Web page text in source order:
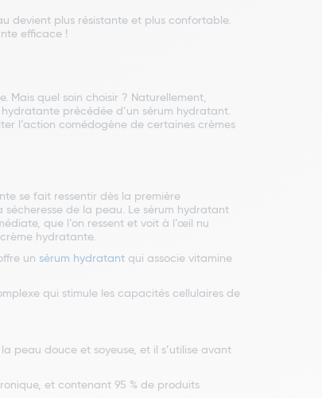
devient plus résistante et plus confortable.
efficace !
quel soin choisir ? Naturellement,
précédée d’un sérum hydratant.
l’action comédogène de certaines crèmes
se fait ressentir dès la première
de la peau. Le sérum hydratant
que l’on ressent et voit à l’œil nu
hydratante.
un sérum hydratant qui associe vitamine
qui stimule les capacités cellulaires de
peau douce et soyeuse, et il s’utilise avant
et contenant 95 % de produits